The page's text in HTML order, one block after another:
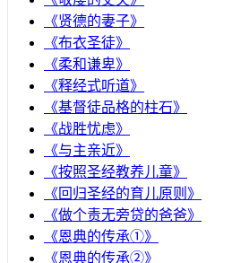
《贤德的妻子》
《布衣圣徒》
《柔和谦卑》
《释经式听道》
《基督徒品格的柱石》
《战胜忧虑》
《与主亲近》
《按照圣经教养儿童》
《回归圣经的育儿原则》
《做个责无旁贷的爸爸》
《恩典的传承①》
《恩典的传承②》